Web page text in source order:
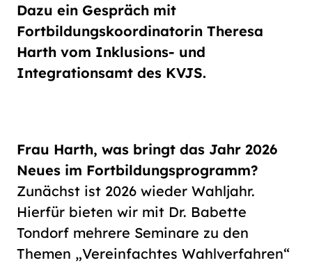
normal
hoch
Dazu ein Gespräch mit
Fortbildungskoordinatorin Theresa
Harth vom Inklusions- und
Integrationsamt des KVJS.
Frau Harth, was bringt das Jahr 2026
Neues im Fortbildungsprogramm?
Zunächst ist 2026 wieder Wahljahr.
Hierfür bieten wir mit Dr. Babette
Tondorf mehrere Seminare zu den
Themen „Vereinfachtes Wahlverfahren“